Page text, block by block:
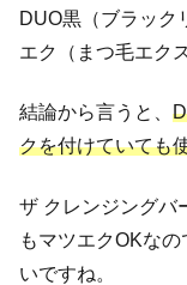
DUO黒（ブラック
エク（まつ毛エク
結論から言うと、
クを付けていても
ザ クレンジングバ
もマツエクOKな
いですね。